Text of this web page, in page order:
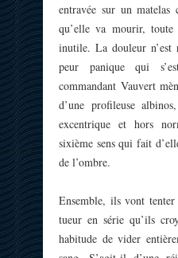
entravée sur un
qu’elle va mourir,
inutile. La douleur n’est
peur panique qui
commandant Vauvert
d’une profileuse
excentrique et hors
sixième sens qui fait
de l’ombre.
Ensemble, ils vont
tueur en série qu’ils
habitude de vider